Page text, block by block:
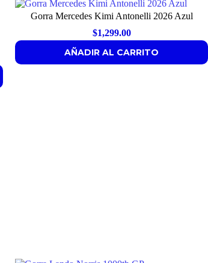
Gorra Mercedes Kimi Antonelli 2026 Azul
$1,299.00
AÑADIR AL CARRITO